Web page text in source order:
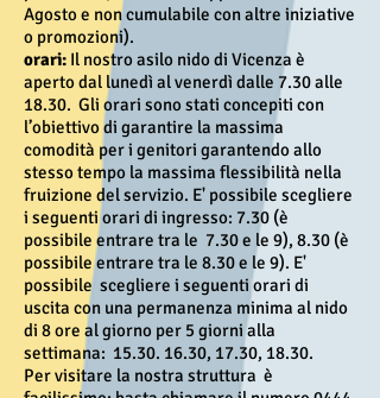
Agosto e non cumulabile con altre iniziative
o promozioni).
orari: Il nostro asilo nido di Vicenza è
aperto dal lunedì al venerdì dalle 7.30 alle
18.30. Gli orari sono stati concepiti con
l’obiettivo di garantire la massima
comodità per i genitori garantendo allo
stesso tempo la massima flessibilità nella
fruizione del servizio. E' possibile scegliere
i seguenti orari di ingresso: 7.30 (è
possibile entrare tra le 7.30 e le 9), 8.30 (è
possibile entrare tra le 8.30 e le 9). E'
possibile scegliere i seguenti orari di
uscita con una permanenza minima al nido
di 8 ore al giorno per 5 giorni alla
settimana: 15.30. 16.30, 17.30, 18.30.
Per visitare la nostra struttura è